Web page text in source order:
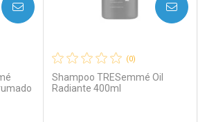
(0)
Shampoo TRESemmé Oil
Radiante 400ml
AVISE-ME